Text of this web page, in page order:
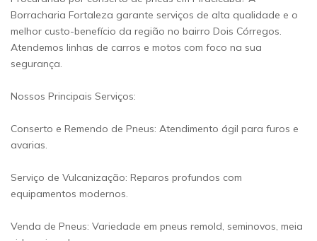
Borracharia Fortaleza garante serviços de alta qualidade e o
melhor custo-benefício da região no bairro Dois Córregos.
Atendemos linhas de carros e motos com foco na sua
segurança.
Nossos Principais Serviços:
Conserto e Remendo de Pneus: Atendimento ágil para furos e
avarias.
Serviço de Vulcanização: Reparos profundos com
equipamentos modernos.
Venda de Pneus: Variedade em pneus remold, seminovos, meia